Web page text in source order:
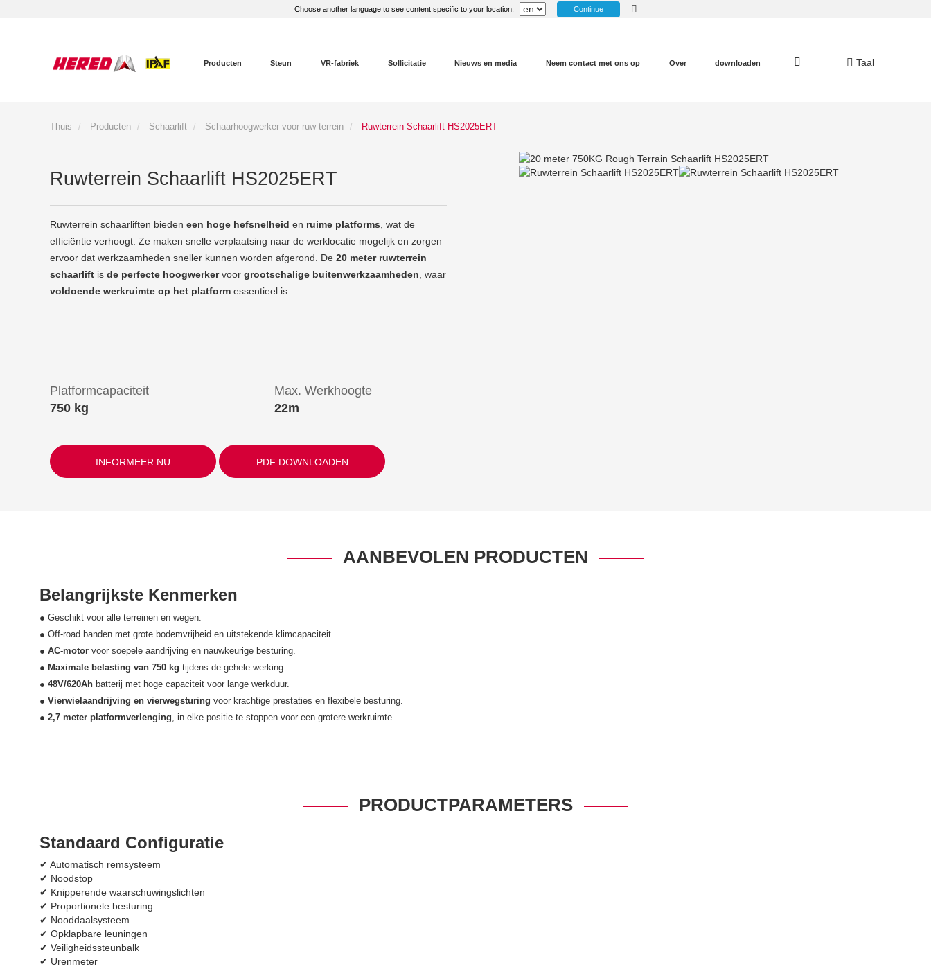
Choose another language to see content specific to your location. Continue
Producten Steun VR-fabriek Sollicitatie Nieuws en media Neem contact met ons op Over downloaden Taal
Thuis Producten Schaarlift Schaarhoogwerker voor ruw terrein Ruwterrein Schaarlift HS2025ERT
Ruwterrein Schaarlift HS2025ERT
Ruwterrein schaarliften bieden een hoge hefsnelheid en ruime platforms , wat de
efficiëntie verhoogt. Ze maken snelle verplaatsing naar de werklocatie mogelijk en zorgen
ervoor dat werkzaamheden sneller kunnen worden afgerond. De 20 meter ruwterrein
schaarlift is de perfecte hoogwerkervoor grootschalige buitenwerkzaamheden , waar
voldoende werkruimte op het platform essentieel is.
Platformcapaciteit
750 kg
Max. Werkhoogte
22m
INFORMEER NU PDF DOWNLOADEN
AANBEVOLEN PRODUCTEN
Belangrijkste Kenmerken
● Geschikt voor alle terreinen en wegen.
● Off-road banden met grote bodemvrijheid en uitstekende klimcapaciteit.
● AC-motor voor soepele aandrijving en nauwkeurige besturing.
● Maximale belasting van 750 kg tijdens de gehele werking.
● 48V/620Ah batterij met hoge capaciteit voor lange werkduur.
● Vierwielaandrijving en vierwegsturing voor krachtige prestaties en flexibele besturing.
● 2,7 meter platformverlenging, in elke positie te stoppen voor een grotere werkruimte.
PRODUCTPARAMETERS
Standaard Configuratie
✔ Automatisch remsysteem
✔ Noodstop
✔ Knipperende waarschuwingslichten
✔ Proportionele besturing
✔ Nooddaalsysteem
✔ Opklapbare leuningen
✔ Veiligheidssteunbalk
✔ Urenmeter